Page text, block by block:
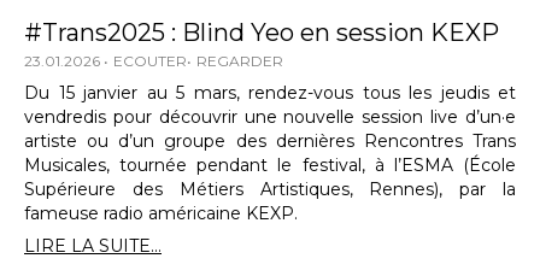
#Trans2025 : Blind Yeo en session KEXP
23.01.2026 ECOUTER REGARDER
Du 15 janvier au 5 mars, rendez-vous tous les jeudis et
vendredis pour découvrir une nouvelle session live d’un·e
artiste ou d’un groupe des dernières Rencontres Trans
Musicales, tournée pendant le festival, à l’ESMA (École
Supérieure des Métiers Artistiques, Rennes), par la
fameuse radio américaine KEXP.
LIRE LA SUITE...